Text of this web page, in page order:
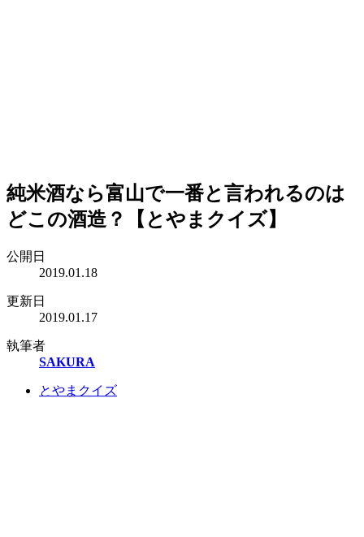
純米酒なら富山で一番と言われるのは
どこの酒造？【とやまクイズ】
公開日
2019.01.18
更新日
2019.01.17
執筆者
SAKURA
とやまクイズ